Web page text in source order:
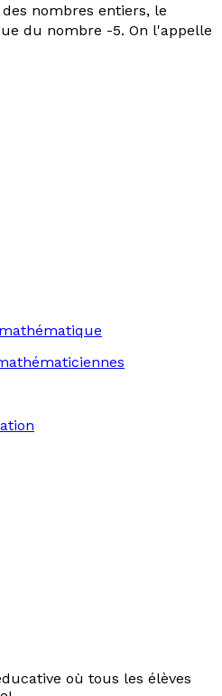
nombres entiers, le
du nombre -5. On l'appelle
où tous les élèves